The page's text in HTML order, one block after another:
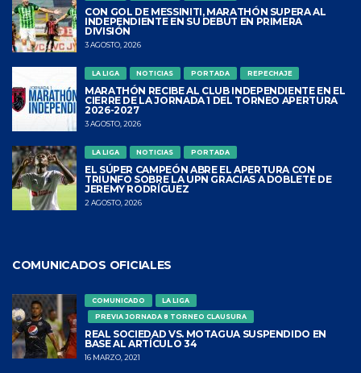
CON GOL DE MESSINITI, MARATHÓN SUPERA AL
INDEPENDIENTE EN SU DEBUT EN PRIMERA
DIVISIÓN
3 AGOSTO, 2026
LA LIGA NOTICIAS PORTADA REPECHAJE
MARATHÓN RECIBE AL CLUB INDEPENDIENTE EN EL
CIERRE DE LA JORNADA 1 DEL TORNEO APERTURA
2026-2027
3 AGOSTO, 2026
LA LIGA NOTICIAS PORTADA
EL SÚPER CAMPEÓN ABRE EL APERTURA CON
TRIUNFO SOBRE LA UPN GRACIAS A DOBLETE DE
JEREMY RODRÍGUEZ
2 AGOSTO, 2026
COMUNICADOS OFICIALES
COMUNICADO
LA LIGA
PREVIA JORNADA 8 TORNEO CLAUSURA
REAL SOCIEDAD VS. MOTAGUA SUSPENDIDO EN
BASE AL ARTÍCULO 34
16 MARZO, 2021